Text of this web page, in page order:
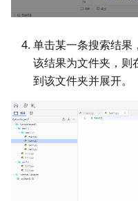
单击某一条搜索结果
该结果为文件夹，则
到该文件夹并展开。